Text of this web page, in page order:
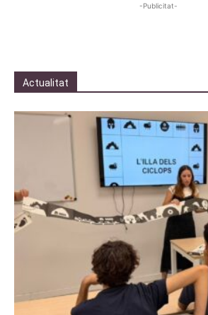
-Publicitat-
Actualitat